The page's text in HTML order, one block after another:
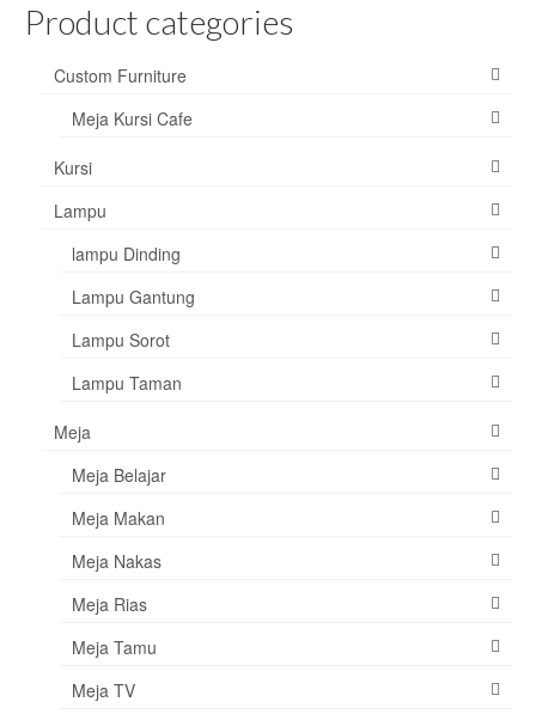
Product categories
Custom Furniture
Meja Kursi Cafe
Kursi
Lampu
lampu Dinding
Lampu Gantung
Lampu Sorot
Lampu Taman
Meja
Meja Belajar
Meja Makan
Meja Nakas
Meja Rias
Meja Tamu
Meja TV